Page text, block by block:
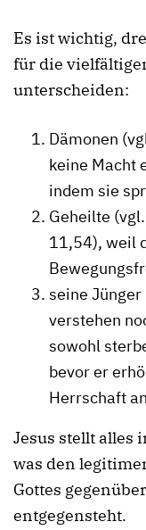
Es ist wichtig,
für die
unterscheiden:
Dämonen
keine Macht
indem sie
Geheilte
11,54), weil
seine Jünger
verstehen
sowohl
bevor er
Herrschaft
Jesus stellt alles
was den
Gottes
entgegensteht.